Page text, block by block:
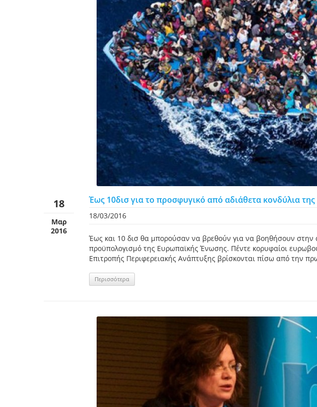
18
Μαρ
2016
Έως 10δισ για το προσφυγικό από αδιάθετα κονδύλια της
18/03/2016
Έως και 10 δισ θα μπορούσαν να βρεθούν για να βοηθήσουν
προϋπολογισμό της Ευρωπαϊκής Ένωσης. Πέντε κορυφαίοι
Επιτροπής Περιφερειακής Ανάπτυξης βρίσκονται πίσω από την
Περισσότερα